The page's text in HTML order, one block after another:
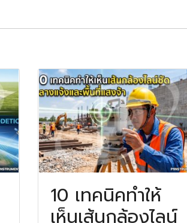
10 เทคนิคทำให้
เห็นเส้นกล้องไลน์